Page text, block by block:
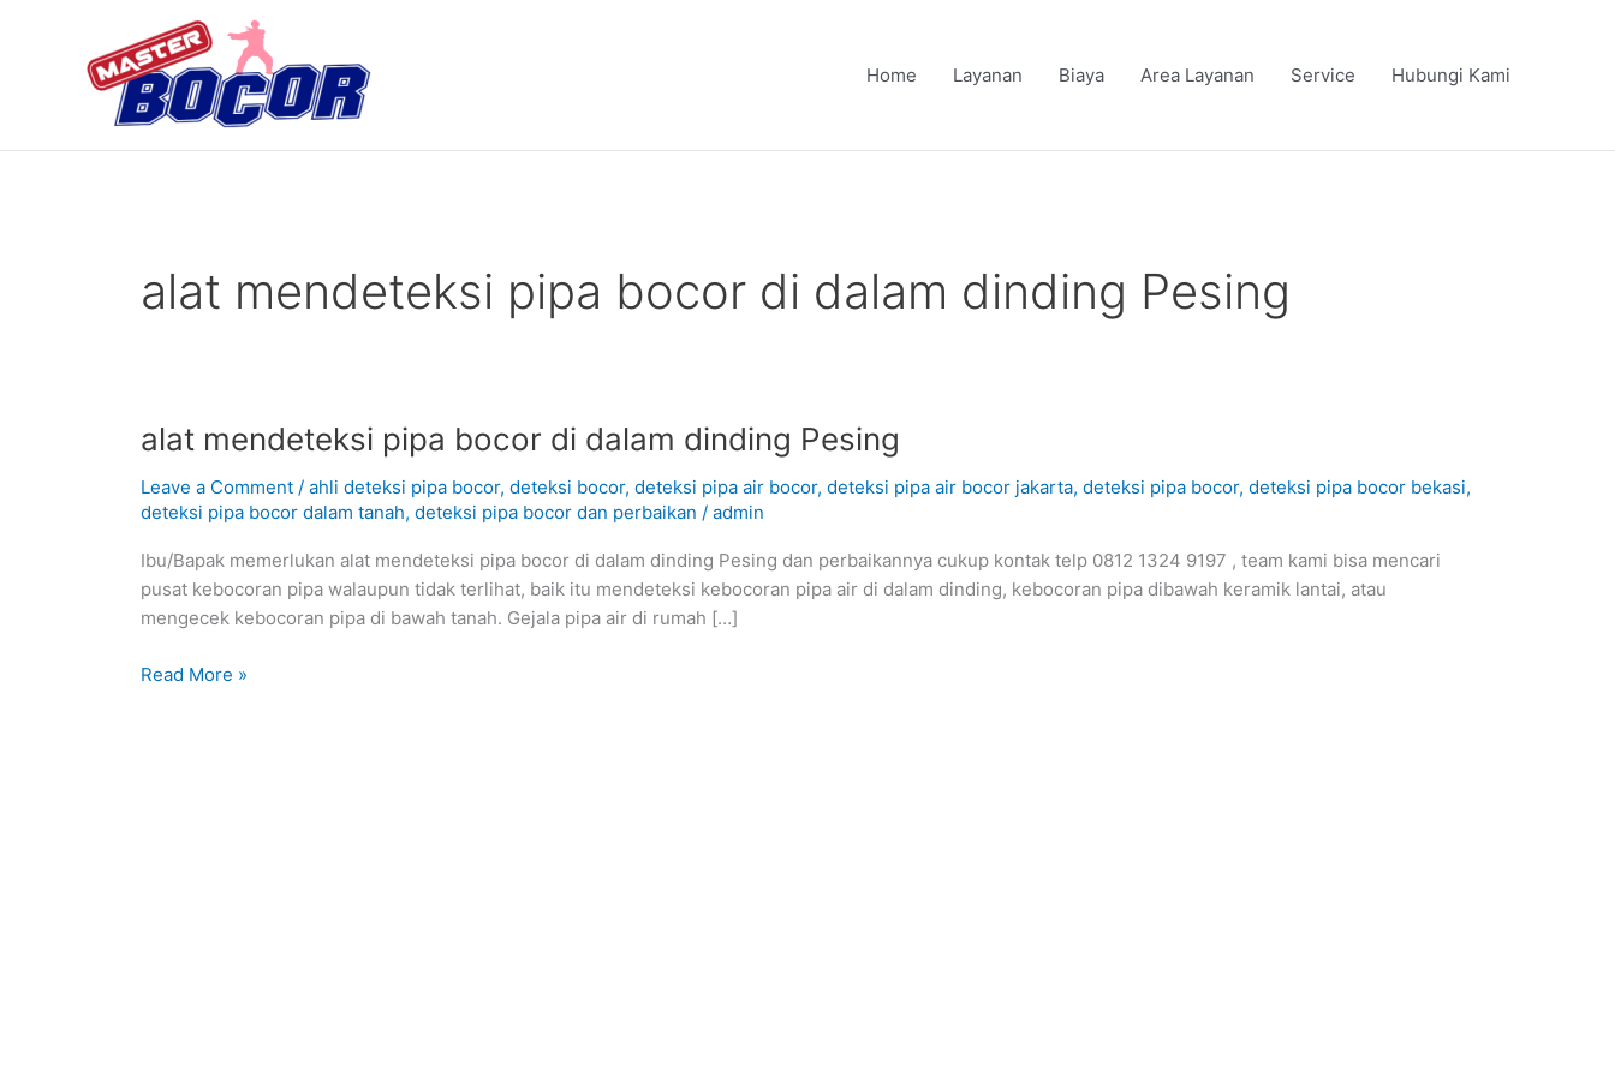
Home Layanan Biaya Area Layanan Service Hubungi Kami
alat mendeteksi pipa bocor di dalam dinding Pesing
alat mendeteksi pipa bocor di dalam dinding Pesing
Leave a Comment / ahli deteksi pipa bocor, deteksi bocor, deteksi pipa air bocor, deteksi pipa air bocor jakarta, deteksi pipa bocor, deteksi pipa bocor bekasi,
deteksi pipa bocor dalam tanah, deteksi pipa bocor dan perbaikan / admin
Ibu/Bapak memerlukan alat mendeteksi pipa bocor di dalam dinding Pesing dan perbaikannya cukup kontak telp 0812 1324 9197 , team kami bisa mencari
pusat kebocoran pipa walaupun tidak terlihat, baik itu mendeteksi kebocoran pipa air di dalam dinding, kebocoran pipa dibawah keramik lantai, atau
mengecek kebocoran pipa di bawah tanah. Gejala pipa air di rumah […]
alat
pipa
bocor
dalam
dinding
Pesing
Read More »